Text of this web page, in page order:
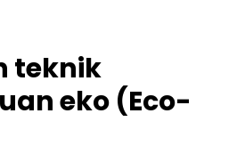
teknik
eko (Eco-